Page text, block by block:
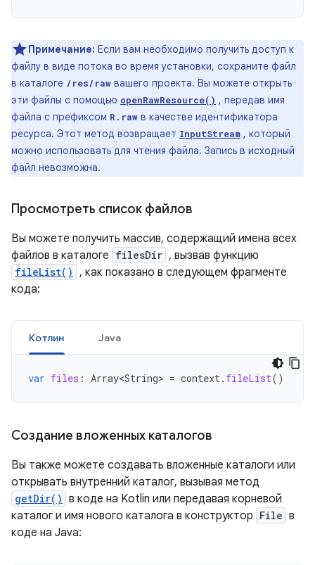
Примечание: Если вам необходимо получить доступ к
файлу в виде потока во время установки, сохраните файл
в каталоге /res/raw вашего проекта. Вы можете открыть
эти файлы с помощью openRawResource() , передав имя
файла с префиксом R.raw в качестве идентификатора
ресурса. Этот метод возвращает InputStream , который
можно использовать для чтения файла. Запись в исходный
файл невозможна.
Просмотреть список файлов
Вы можете получить массив, содержащий имена всех
файлов в каталоге filesDir , вызвав функцию
fileList() , как показано в следующем фрагменте
кода:
Котлин Java
var files : Array<String> = context. fileList()
Создание вложенных каталогов
Вы также можете создавать вложенные каталоги или
открывать внутренний каталог, вызывая метод
getDir() в коде на Kotlin или передавая корневой
каталог и имя нового каталога в конструктор File в
коде на Java: